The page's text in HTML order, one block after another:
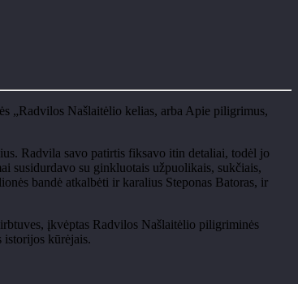
„Radvilos Našlaitėlio kelias, arba Apie piligrimus,
Radvila savo patirtis fiksavo itin detaliai, todėl jo
susidurdavo su ginkluotais užpuolikais, sukčiais,
bandė atkalbėti ir karalius Steponas Batoras, ir
įkvėptas Radvilos Našlaitėlio piligriminės
istorijos kūrėjais.